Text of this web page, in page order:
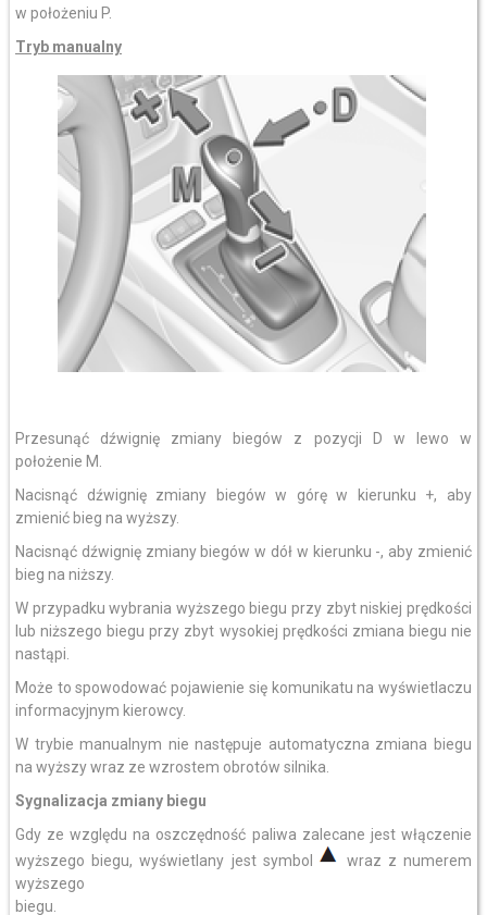
w położeniu P.
Tryb manualny
Przesunąć dźwignię zmiany biegów z pozycji D w lewo w
położenie M.
Nacisnąć dźwignię zmiany biegów w górę w kierunku +, aby
zmienić bieg na wyższy.
Nacisnąć dźwignię zmiany biegów w dół w kierunku -, aby zmienić
bieg na niższy.
W przypadku wybrania wyższego biegu przy zbyt niskiej prędkości
lub niższego biegu przy zbyt wysokiej prędkości zmiana biegu nie
nastąpi.
Może to spowodować pojawienie się komunikatu na wyświetlaczu
informacyjnym kierowcy.
W trybie manualnym nie następuje automatyczna zmiana biegu
na wyższy wraz ze wzrostem obrotów silnika.
Sygnalizacja zmiany biegu
Gdy ze względu na oszczędność paliwa zalecane jest włączenie
wyższego biegu, wyświetlany jest symbol
wraz z numerem
wyższego
biegu.